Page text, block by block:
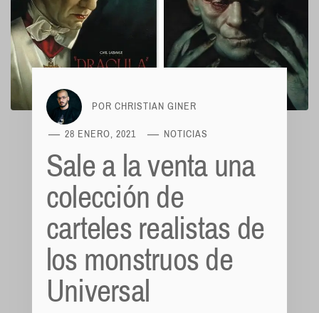
POR CHRISTIAN GINER
28 ENERO, 2021 NOTICIAS
Sale a la venta una
colección de
carteles realistas de
los monstruos de
Universal